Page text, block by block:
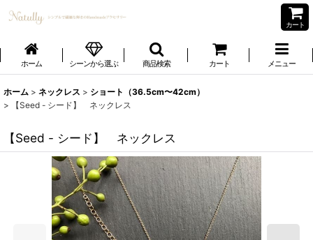
カート
ホーム シーンから選ぶ 商品検索 カート メニュー
ホーム > ネックレス > ショート（36.5cm〜42cm）
>
【Seed - シード】 ネックレス
【Seed - シード】 ネックレス